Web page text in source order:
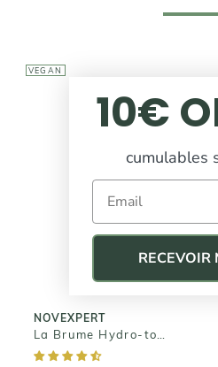
VEGAN
NOVEXPERT
NOVEXPERT
La Brume
Hydro-tonique
10€
cumulables
Email
RECEVOIR